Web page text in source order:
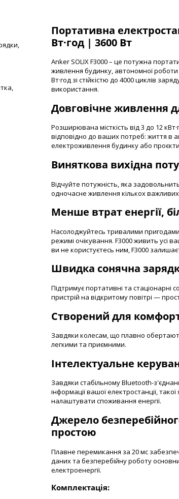
Портативна
Вт·год | 3600 Вт
Anker SOLIX F3000 – це потужна
живлення будинку, автономної роботи
Вт·год зі стійкістю до 4000 циклів
використання.
Довговічне живлення
Розширювана місткість від 3 до 12
відповідно до ваших потреб: життя в
електроживлення будинку або
Виняткова вихідна
Відчуйте потужність, яка
одночасне живлення кількох
Менше втрат енергії,
Насолоджуйтесь тривалими
режимі очікування. F3000 живить усі
ви не користуєтесь ним, F3000
Швидка сонячна
Підтримує портативні та
пристрій на відкритому повітрі —
Створений для
Завдяки колесам, що плавно
легкими та приємними.
Інтелектуальне
Завдяки стабільному Bluetooth-
інформації вашої електростанції,
налаштувати споживання енергії.
Джерело
простою
Плавне перемикання за 20 мс
даних та безперебійну роботу
електроенергії.
Комплектація: